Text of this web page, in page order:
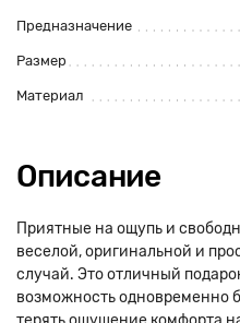
Предназначение
Размер
Материал
Описание
Приятные на ощупь и
веселой, оригинальной и
случай. Это отличный
возможность одновременно